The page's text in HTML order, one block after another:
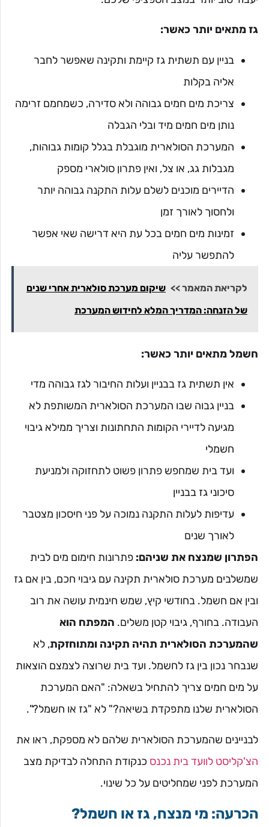
גז מתאים יותר כאשר:
בניין עם תשתית גז קיימת ותקינה שאפשר לחבר
אליה בקלות
צריכת מים חמים גבוהה ולא סדירה, כשמחמם זרימה
נותן מים חמים מיד ובלי הגבלה
המערכת הסולארית מוגבלת בגלל קומות גבוהות,
מגבלות גג, או צל, ואין פתרון סולארי מספק
הדיירים מוכנים לשלם עלות התקנה גבוהה יותר
ולחסוך לאורך זמן
זמינות מים חמים בכל עת היא דרישה שאי אפשר
להתפשר עליה
לקריאת המאמר >> שיקום מערכת סולארית אחרי שנים
של הזנחה: המדריך המלא לחידוש המערכת
חשמל מתאים יותר כאשר:
אין תשתית גז בבניין ועלות החיבור לגז גבוהה מדי
בניין גבוה שבו המערכת הסולארית המשותפת לא
מגיעה לדיירי הקומות התחתונות וצריך ממילא גיבוי
חשמלי
ועד בית שמחפש פתרון פשוט לתחזוקה ולמניעת
סיכוני גז בבניין
עדיפות לעלות התקנה נמוכה על פני חיסכון מצטבר
לאורך שנים
הפתרון שמנצח את שניהם: פתרונות חימום מים לבית
שמשלבים מערכת סולארית תקינה עם גיבוי חכם, בין אם גז
ובין אם חשמל. בחודשי קיץ, שמש חינמית עושה את רוב
העבודה. בחורף, גיבוי קטן משלים. המפתח הוא
שהמערכת הסולארית תהיה תקינה ומתוחזקת, לא
שנבחר נכון בין גז לחשמל. ועד בית שרוצה לצמצם הוצאות
על מים חמים צריך להתחיל בשאלה: "האם המערכת
הסולארית שלנו מתפקדת בשיאה?" לא "גז או חשמל?".
לבניינים שהמערכת הסולארית שלהם לא מספקת, ראו את
הצ'קליסט לוועד בית נכנס כנקודת התחלה לבדיקת מצב
המערכת לפני שמחליטים על כל שינוי.
הכרעה: מי מנצח, גז או חשמל?